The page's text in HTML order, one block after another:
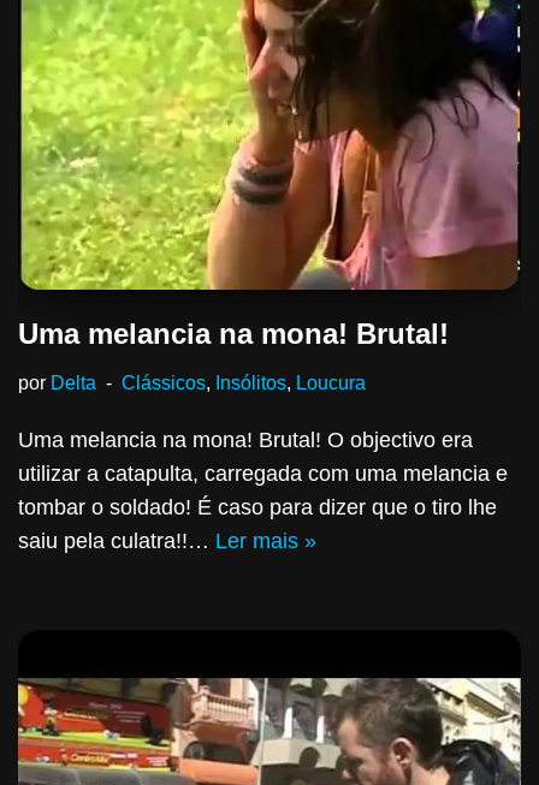
Uma melancia na mona! Brutal!
por Delta Clássicos, Insólitos, Loucura
Uma melancia na mona! Brutal! O objectivo era
utilizar a catapulta, carregada com uma melancia e
tombar o soldado! É caso para dizer que o tiro lhe
saiu pela culatra!!… Ler mais »